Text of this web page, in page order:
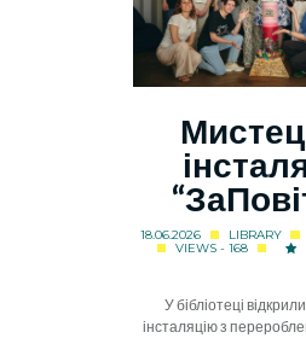
18.06.2026 LIBRARY
VIEWS - 168
У бібліотеці
інсталяцію з